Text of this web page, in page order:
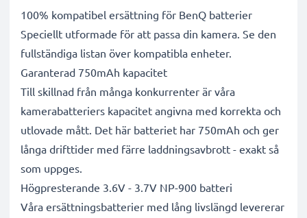
100% kompatibel ersättning för BenQ batterier
Speciellt utformade för att passa din kamera. Se den
fullständiga listan över kompatibla enheter.
Garanterad 750mAh kapacitet
Till skillnad från många konkurrenter är våra
kamerabatteriers kapacitet angivna med korrekta och
utlovade mått. Det här batteriet har 750mAh och ger
långa drifttider med färre laddningsavbrott - exakt så
som uppges.
Högpresterande 3.6V - 3.7V NP-900 batteri
Våra ersättningsbatterier med lång livslängd levererar